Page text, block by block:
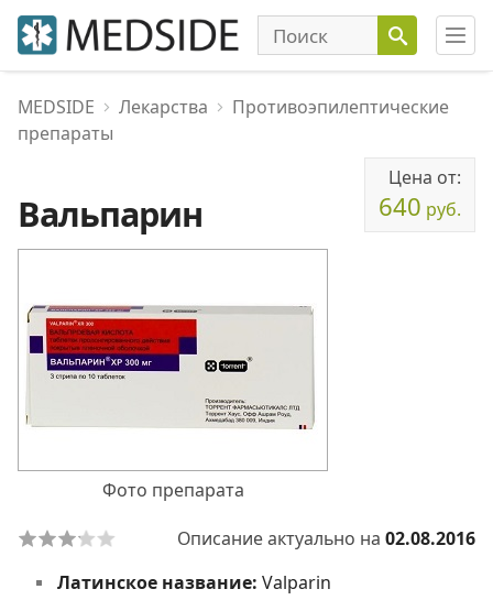
MEDSIDE Лекарства
Противоэпилептические
препараты
Вальпарин
Цена от:
640 руб.
Фото препарата
Описание актуально на 02.08.2016
Латинское название: Valparin